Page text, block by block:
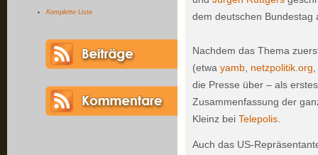
Komplette Liste
dem deutschen Bundestag
Nachdem das Thema
(etwa yamb netzpolitik.org
die Presse über – als
Zusammenfassung der
Kleinz bei Telepolis
Auch das US-